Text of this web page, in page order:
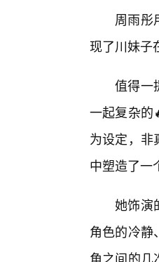
周雨彤
现了川妹子
值得一
一起复杂的
为设定，非
中塑造了一
她饰演
角色的冷静
角之间的几